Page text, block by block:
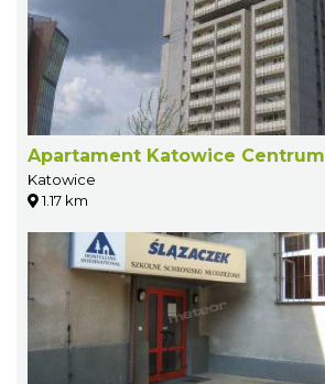
Apartament Katowice Centrum
Katowice
1.17 km